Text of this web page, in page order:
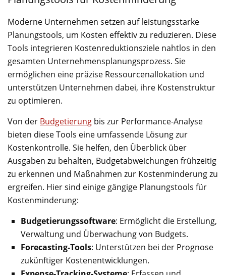
Moderne Unternehmen setzen auf leistungsstarke
Planungstools, um Kosten effektiv zu reduzieren. Diese
Tools integrieren Kostenreduktionsziele nahtlos in den
gesamten Unternehmensplanungsprozess. Sie
ermöglichen eine präzise Ressourcenallokation und
unterstützen Unternehmen dabei, ihre Kostenstruktur
zu optimieren.
Von der Budgetierung bis zur Performance-Analyse
bieten diese Tools eine umfassende Lösung zur
Kostenkontrolle. Sie helfen, den Überblick über
Ausgaben zu behalten, Budgetabweichungen frühzeitig
zu erkennen und Maßnahmen zur Kostenminderung zu
ergreifen. Hier sind einige gängige Planungstools für
Kostenminderung:
Budgetierungssoftware: Ermöglicht die Erstellung,
Verwaltung und Überwachung von Budgets.
Forecasting-Tools: Unterstützen bei der Prognose
zukünftiger Kostenentwicklungen.